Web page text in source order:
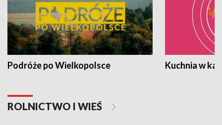
Podróże po Wielkopolsce Kuchnia w
ROLNICTWO I WIEŚ